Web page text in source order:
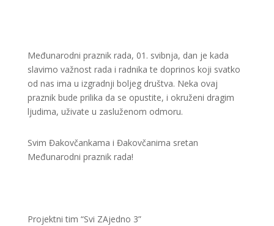
Međunarodni praznik rada, 01. svibnja, dan je kada
slavimo važnost rada i radnika te doprinos koji svatko
od nas ima u izgradnji boljeg društva. Neka ovaj
praznik bude prilika da se opustite, i okruženi dragim
ljudima, uživate u zasluženom odmoru.
Svim Đakovčankama i Đakovčanima sretan
Međunarodni praznik rada!
Projektni tim “Svi ZAjedno 3”